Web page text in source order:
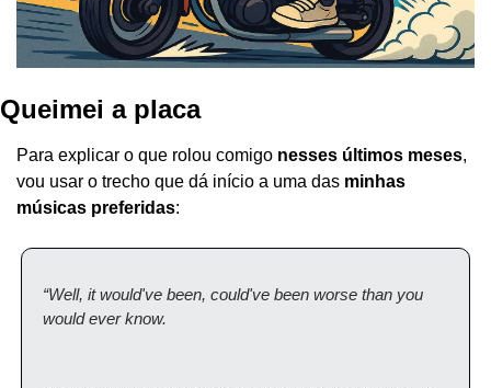
Queimei a placa
Para explicar o que rolou comigo nesses últimos meses,
vou usar o trecho que dá início a uma das minhas
músicas preferidas:
“Well, it would've been, could've been worse than you
would ever know.